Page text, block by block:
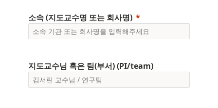
소속 (지도교수명 또는 회사명)
지도교수님 혹은 팀(부서) (PI/team)